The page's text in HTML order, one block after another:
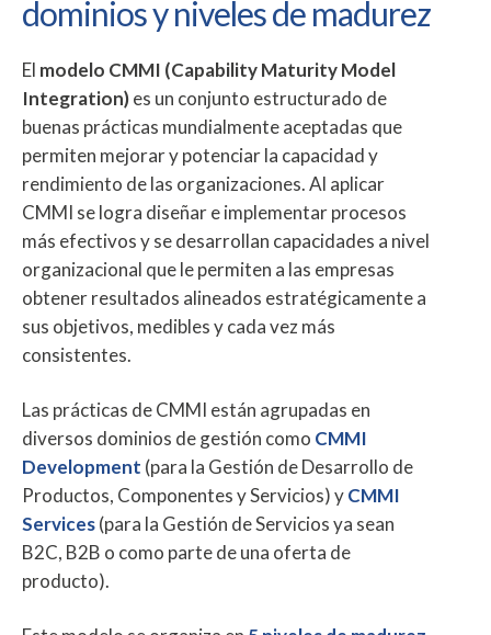
dominios y niveles de madurez
El modelo CMMI (Capability Maturity Model
Integration)es un conjunto estructurado de
buenas prácticas mundialmente aceptadas que
permiten mejorar y potenciar la capacidad y
rendimiento de las organizaciones. Al aplicar
CMMI se logra diseñar e implementar procesos
más efectivos y se desarrollan capacidades a nivel
organizacional que le permiten a las empresas
obtener resultados alineados estratégicamente a
sus objetivos, medibles y cada vez más
consistentes.
Las prácticas de CMMI están agrupadas en
diversos dominios de gestión como CMMI
Development (para la Gestión de Desarrollo de
Productos, Componentes y Servicios)yCMMI
Services(para la Gestión de Servicios ya sean
B2C, B2B o como parte de una oferta de
producto).